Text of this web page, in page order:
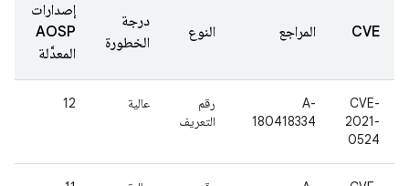
CVE المراجع النوع
درجة
الخطورة
إصدارات
AOSP
المعدَّلة
CVE-
2021-
0524
A-
180418334
رقم
التعريف
عالية 12